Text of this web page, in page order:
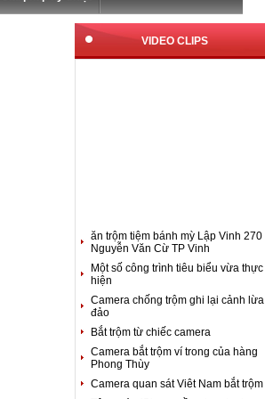
VIDEO CLIPS
ăn trộm tiệm bánh mỳ Lập Vinh 270
Nguyễn Văn Cừ TP Vinh
Một số công trình tiêu biểu vừa thực
hiện
Camera chống trộm ghi lại cảnh lừa
đảo
Bắt trộm từ chiếc camera
Camera bắt trộm ví trong của hàng
Phong Thùy
Camera quan sát Viêt Nam bắt trộm